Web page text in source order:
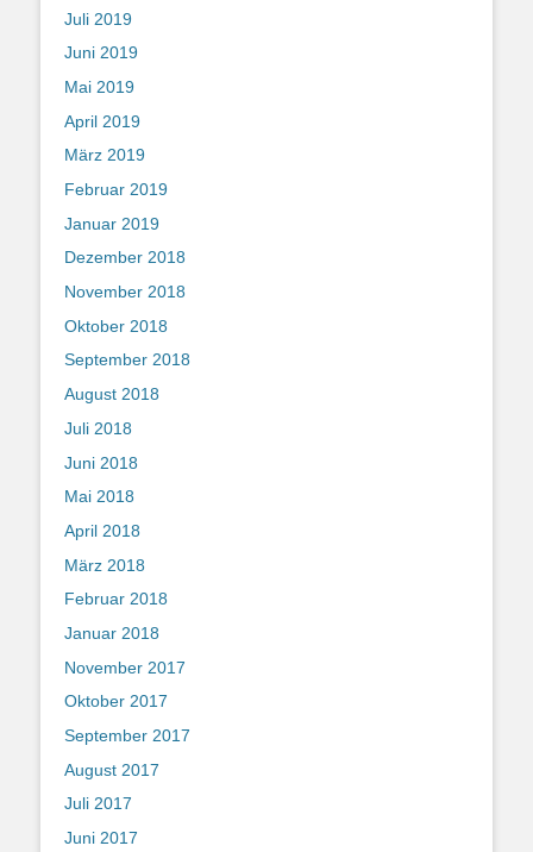
Juli 2019
Juni 2019
Mai 2019
April 2019
März 2019
Februar 2019
Januar 2019
Dezember 2018
November 2018
Oktober 2018
September 2018
August 2018
Juli 2018
Juni 2018
Mai 2018
April 2018
März 2018
Februar 2018
Januar 2018
November 2017
Oktober 2017
September 2017
August 2017
Juli 2017
Juni 2017